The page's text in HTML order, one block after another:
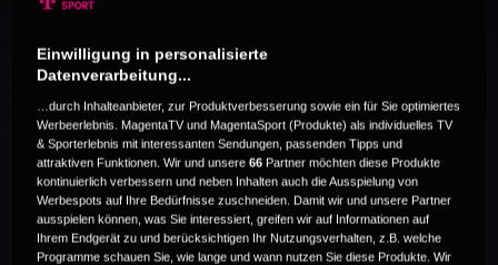
EuroLeague live!
Alle Spiele der EuroLeague inkl. der Konferenz live und
in HD. Die Spiele mit deutscher Beteiligung exklusiv nur
bei MagentaSport. Jeden Spieltag außerdem eine
Partie kostenlos für alle.
Einwilligung in personalisierte
Datenverarbeitung...
…durch Inhalteanbieter, zur Produktverbesserung sowie ein für Sie optimiertes
Werbeerlebnis. MagentaTV und MagentaSport (Produkte) als individuelles TV
& Sporterlebnis mit interessanten Sendungen, passenden Tipps und
attraktiven Funktionen. Wir und unsere66 Partner möchten diese Produkte
kontinuierlich verbessern und neben Inhalten auch die Ausspielung von
Werbespots auf Ihre Bedürfnisse zuschneiden. Damit wir und unsere Partner
ausspielen können, was Sie interessiert, greifen wir auf Informationen auf
Ihrem Endgerät zu und berücksichtigen Ihr Nutzungsverhalten, z.B. welche
Programme schauen Sie, wie lange und wann nutzen Sie diese Produkte. Wir